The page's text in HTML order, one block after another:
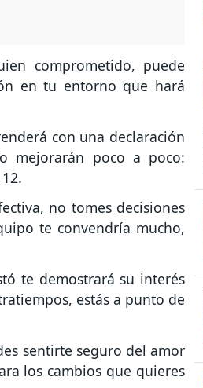
comprometido, puede
en tu entorno que hará
con una declaración
mejorarán poco a poco:
no tomes decisiones
te convendría mucho,
te demostrará su interés
estás a punto de
sentirte seguro del amor
los cambios que quieres